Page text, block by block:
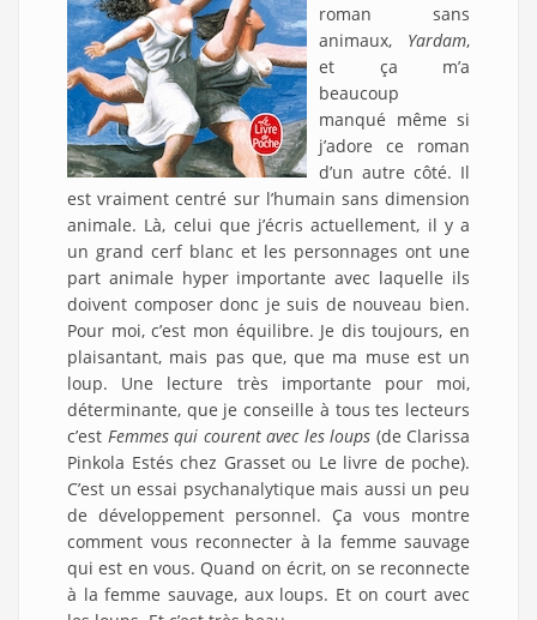
roman sans
animaux, Yardam,
et ça m’a
beaucoup
manqué même si
j’adore ce roman
d’un autre côté. Il
est vraiment centré sur l’humain sans dimension
animale. Là, celui que j’écris actuellement, il y a
un grand cerf blanc et les personnages ont une
part animale hyper importante avec laquelle ils
doivent composer donc je suis de nouveau bien.
Pour moi, c’est mon équilibre. Je dis toujours, en
plaisantant, mais pas que, que ma muse est un
loup. Une lecture très importante pour moi,
déterminante, que je conseille à tous tes lecteurs
c’est Femmes qui courent avec les loups (de Clarissa
Pinkola Estés chez Grasset ou Le livre de poche).
C’est un essai psychanalytique mais aussi un peu
de développement personnel. Ça vous montre
comment vous reconnecter à la femme sauvage
qui est en vous. Quand on écrit, on se reconnecte
à la femme sauvage, aux loups. Et on court avec